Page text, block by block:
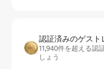
認証済みのゲ⁠ス⁠ト⁠
11,940件を超える認
しょう